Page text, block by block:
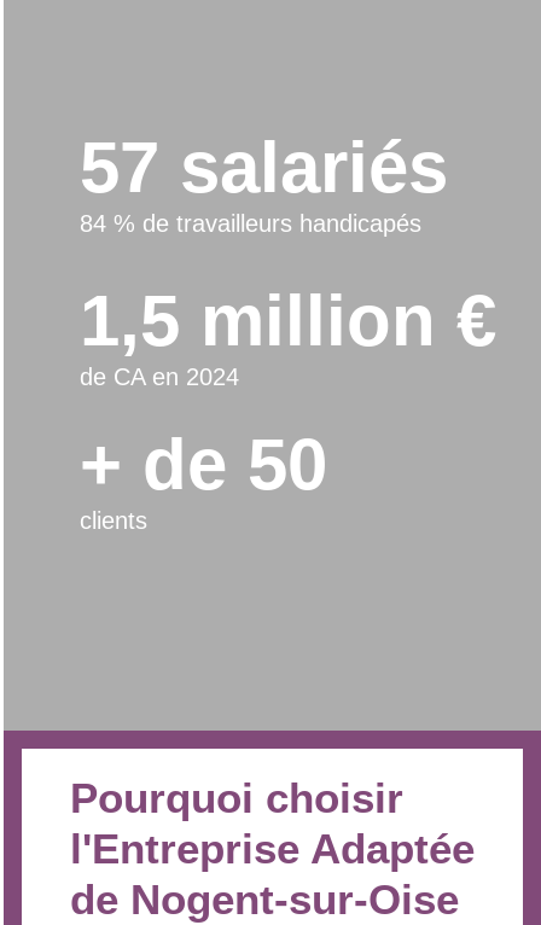
57 salariés
84 % de travailleurs handicapés
1,5 million €
de CA en 2024
+ de 50
clients
Pourquoi choisir
l'Entreprise Adaptée
de Nogent-sur-Oise